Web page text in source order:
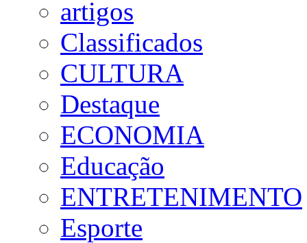
artigos
Classificados
CULTURA
Destaque
ECONOMIA
Educação
ENTRETENIMENTO
Esporte